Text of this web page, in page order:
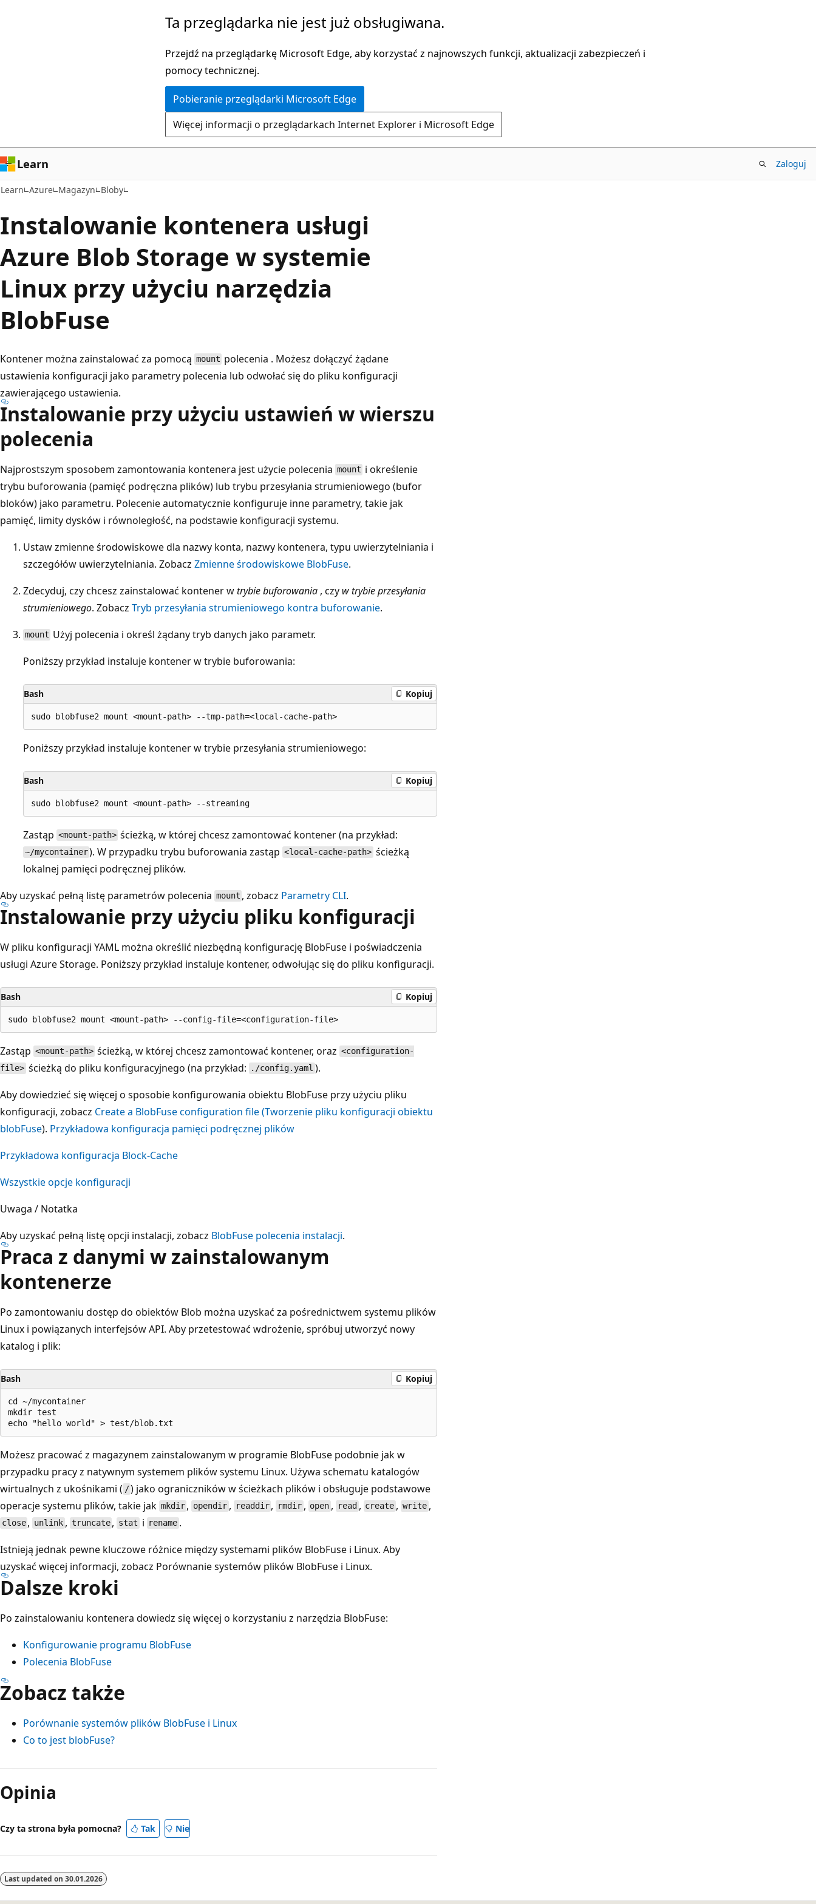
Ta przeglądarka nie jest już obsługiwana.
Przejdź na przeglądarkę Microsoft Edge, aby korzystać z najnowszych funkcji, aktualizacji zabezpieczeń i
pomocy technicznej.
Pobieranie przeglądarki Microsoft Edge
Więcej informacji o przeglądarkach Internet Explorer i Microsoft Edge
Learn Zaloguj
Learn Azure Magazyn Bloby
Instalowanie kontenera usługi
Azure Blob Storage w systemie
Linux przy użyciu narzędzia
BlobFuse
Kontener można zainstalować za pomocą mount polecenia . Możesz dołączyć żądane
ustawienia konfiguracji jako parametry polecenia lub odwołać się do pliku konfiguracji
zawierającego ustawienia.
Instalowanie przy użyciu ustawień w wierszu
polecenia
Najprostszym sposobem zamontowania kontenera jest użycie polecenia mount i określenie
trybu buforowania (pamięć podręczna plików) lub trybu przesyłania strumieniowego (bufor
bloków) jako parametru. Polecenie automatycznie konfiguruje inne parametry, takie jak
pamięć, limity dysków i równoległość, na podstawie konfiguracji systemu.
Ustaw zmienne środowiskowe dla nazwy konta, nazwy kontenera, typu uwierzytelniania i
szczegółów uwierzytelniania. Zobacz Zmienne środowiskowe BlobFuse.
Zdecyduj, czy chcesz zainstalować kontener wtrybie buforowania , czy w trybie przesyłania
strumieniowego. Zobacz Tryb przesyłania strumieniowego kontra buforowanie.
mount Użyj polecenia i określ żądany tryb danych jako parametr.
Poniższy przykład instaluje kontener w trybie buforowania:
Bash Kopiuj
Poniższy przykład instaluje kontener w trybie przesyłania strumieniowego:
Bash Kopiuj
Zastąp <mount-path> ścieżką, w której chcesz zamontować kontener (na przykład:
~/mycontainer). W przypadku trybu buforowania zastąp <local-cache-path> ścieżką
lokalnej pamięci podręcznej plików.
Aby uzyskać pełną listę parametrów polecenia mount , zobacz Parametry CLI.
Instalowanie przy użyciu pliku konfiguracji
W pliku konfiguracji YAML można określić niezbędną konfigurację BlobFuse i poświadczenia
usługi Azure Storage. Poniższy przykład instaluje kontener, odwołując się do pliku konfiguracji.
Bash Kopiuj
Zastąp <mount-path> ścieżką, w której chcesz zamontować kontener, oraz <configuration-
file> ścieżką do pliku konfiguracyjnego (na przykład: ./config.yaml ).
Aby dowiedzieć się więcej o sposobie konfigurowania obiektu BlobFuse przy użyciu pliku
konfiguracji, zobacz Create a BlobFuse configuration file (Tworzenie pliku konfiguracji obiektu
blobFuse). Przykładowa konfiguracja pamięci podręcznej plików
Przykładowa konfiguracja Block-Cache
Wszystkie opcje konfiguracji
Uwaga / Notatka
Aby uzyskać pełną listę opcji instalacji, zobacz BlobFuse polecenia instalacji.
Praca z danymi w zainstalowanym
kontenerze
Po zamontowaniu dostęp do obiektów Blob można uzyskać za pośrednictwem systemu plików
Linux i powiązanych interfejsów API. Aby przetestować wdrożenie, spróbuj utworzyć nowy
katalog i plik:
Bash Kopiuj
cd ~/mycontainer
mkdir test
Możesz pracować z magazynem zainstalowanym w programie BlobFuse podobnie jak w
przypadku pracy z natywnym systemem plików systemu Linux. Używa schematu katalogów
wirtualnych z ukośnikami ( /) jako ograniczników w ścieżkach plików i obsługuje podstawowe
operacje systemu plików, takie jak mkdir , opendir , readdir , rmdir, open , read , create ,write,
close , unlink , truncate , stat i rename .
Istnieją jednak pewne kluczowe różnice między systemami plików BlobFuse i Linux. Aby
uzyskać więcej informacji, zobacz Porównanie systemów plików BlobFuse i Linux.
Dalsze kroki
Po zainstalowaniu kontenera dowiedz się więcej o korzystaniu z narzędzia BlobFuse:
Konfigurowanie programu BlobFuse
Polecenia BlobFuse
Zobacz także
Porównanie systemów plików BlobFuse i Linux
Co to jest blobFuse?
Opinia
Czy ta strona była pomocna? Tak Nie
Last updated on 30.01.2026